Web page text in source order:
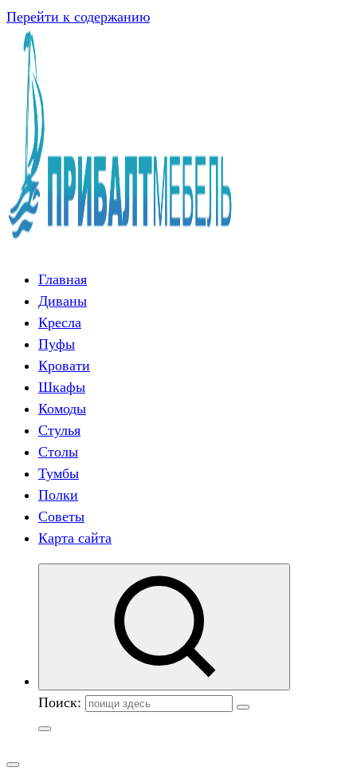
Перейти к содержанию
Главная
Диваны
Кресла
Пуфы
Кровати
Шкафы
Комоды
Стулья
Столы
Тумбы
Полки
Советы
Карта сайта
Поиск: